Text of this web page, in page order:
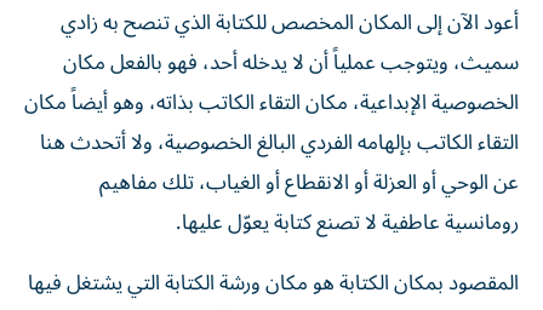
أعود الآن إلى المكان المخصص للكتابة الذي تنصح به زادي
سميث، ويتوجب عملياً أن لا يدخله أحد، فهو بالفعل مكان
الخصوصية الإبداعية، مكان التقاء الكاتب بذاته، وهو أيضاً مكان
التقاء الكاتب بإلهامه الفردي البالغ الخصوصية، ولا أتحدث هنا
عن الوحي أو العزلة أو الانقطاع أو الغياب، تلك مفاهيم
رومانسية عاطفية لا تصنع كتابة يعوّل عليها.
المقصود بمكان الكتابة هو مكان ورشة الكتابة التي يشتغل فيها